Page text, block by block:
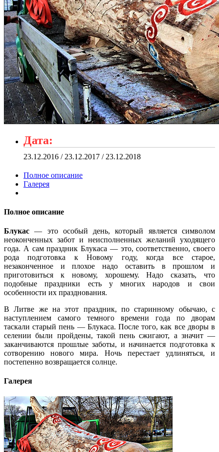
Дата:
23.12.2016 / 23.12.2017 / 23.12.2018
Полное описание
Галерея
Полное описание
Блукас — это особый день, который является символом
неоконченных забот и неисполненных желаний уходящего
года. А сам праздник Блукаса — это, соответственно, своего
рода подготовка к Новому году, когда все старое,
незаконченное и плохое надо оставить в прошлом и
приготовиться к новому, хорошему. Надо сказать, что
подобные праздники есть у многих народов и свои
особенности их празднования.
В Литве же на этот праздник, по старинному обычаю, с
наступлением самого темного времени года по дворам
таскали старый пень — Блукаса. После того, как все дворы в
селении были пройдены, такой пень сжигают, а значит —
заканчиваются прошлые заботы, и начинается подготовка к
сотворению нового мира. Ночь перестает удлиняться, и
постепенно возвращается солнце.
Галерея